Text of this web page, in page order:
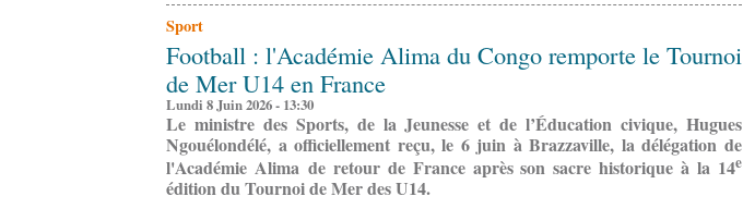
Sport
Football : l'Académie Alima du Congo remporte le Tournoi
de Mer U14 en France
Lundi 8 Juin 2026 - 13:30
Le ministre des Sports, de la Jeunesse et de l’Éducation civique, Hugues
Ngouélondélé, a officiellement reçu, le 6 juin à Brazzaville, la délégation de
l'Académie Alima de retour de France après son sacre historique à la 14e
édition du Tournoi de Mer des U14.